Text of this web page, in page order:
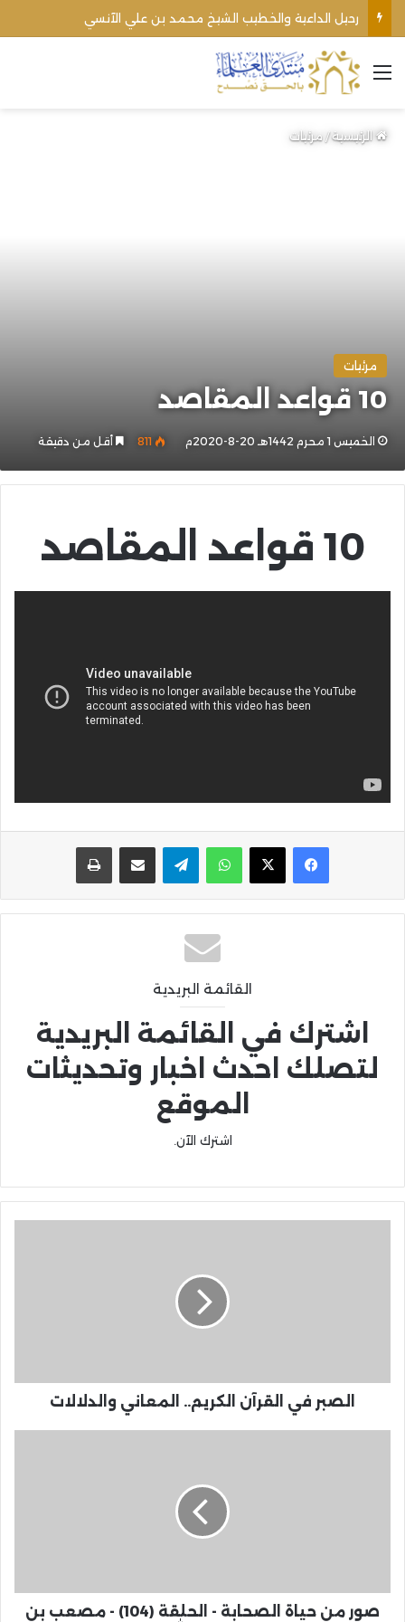
رحيل الداعية والخطيب الشيخ محمد بن علي الآنسي
القائمة
الرئيسية/مرئيات
مرئيات
10 قواعد المقاصد
الخميس 1 محرم 1442هـ 20-8-2020م 811 أقل من دقيقة
10 قواعد المقاصد
واتساب تيلقرام مشاركة عبر البريد
القائمة البريدية
اشترك في القائمة البريدية
لتصلك احدث اخبار وتحديثات
الموقع
اشترك الآن.
الصبر في القرآن الكريم.. المعاني والدلالات
صور من حياة الصحابة - الحلقة (104) - مصعب بن